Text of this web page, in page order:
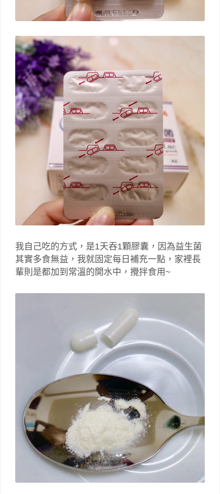
我自己吃的方式，是1天吞1顆膠囊，因為益生菌
其實多食無益，我就固定每日補充一點，家裡長
輩則是都加到常溫的開水中，攪拌食用~